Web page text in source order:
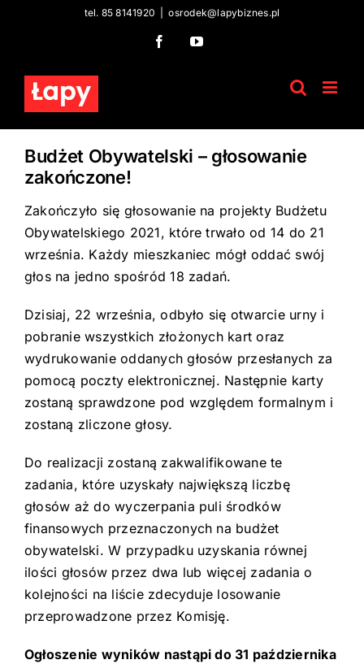
tel. 85 8141920 osrodek@lapybiznes.pl
FacebookYouTube
Budżet Obywatelski – głosowanie
zakończone!
Zakończyło się głosowanie na projekty Budżetu
Obywatelskiego 2021, które trwało od 14 do 21
września. Każdy mieszkaniec mógł oddać swój
głos na jedno spośród 18 zadań.
Dzisiaj, 22 września, odbyło się otwarcie urny i
pobranie wszystkich złożonych kart oraz
wydrukowanie oddanych głosów przesłanych za
pomocą poczty elektronicznej. Następnie karty
zostaną sprawdzone pod względem formalnym i
zostaną zliczone głosy.
Do realizacji zostaną zakwalifikowane te
zadania, które uzyskały największą liczbę
głosów aż do wyczerpania puli środków
finansowych przeznaczonych na budżet
obywatelski. W przypadku uzyskania równej
ilości głosów przez dwa lub więcej zadania o
kolejności na liście zdecyduje losowanie
przeprowadzone przez Komisję.
Ogłoszenie wyników nastąpi do 31 października